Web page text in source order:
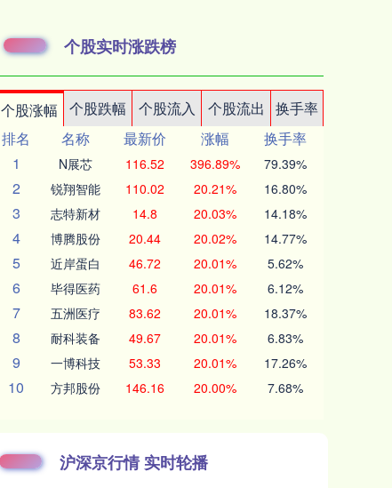
个股实时涨跌榜
个股涨幅 个股跌幅 个股流入 个股流出
换手率
排名
名称 最新价 涨幅
换手率
1
N展芯 116.52 396.89% 79.39%
2 锐翔智能 110.02 20.21% 16.80%
3 志特新材 14.8 20.03% 14.18%
4 博腾股份 20.44 20.02% 14.77%
5 近岸蛋白 46.72 20.01% 5.62%
6 毕得医药 61.6 20.01% 6.12%
7 五洲医疗 83.62 20.01% 18.37%
8 耐科装备 49.67 20.01% 6.83%
9 一博科技 53.33 20.01% 17.26%
10 方邦股份 146.16 20.00% 7.68%
沪深京行情 实时轮播